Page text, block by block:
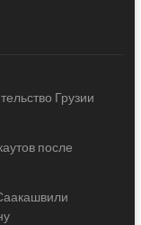
Грузии
после